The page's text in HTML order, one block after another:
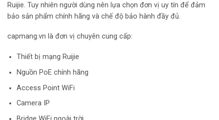
Ruijie. Tuy nhiên người dùng nên lựa chọn đơn vị uy tín để đảm
bảo sản phẩm chính hãng và chế độ bảo hành đầy đủ.
capmang.vn là đơn vị chuyên cung cấp:
Thiết bị mạng Ruijie
Nguồn PoE chính hãng
Access Point WiFi
Camera IP